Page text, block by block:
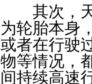
其次，天
为轮胎本身
或者在行驶
物等情况，
间持续高速